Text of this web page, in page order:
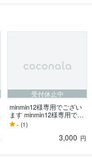
受付休止中
minmin12様専用でござい
ます minmin12様専用でご
ざいます。
- (1)
3,000 円